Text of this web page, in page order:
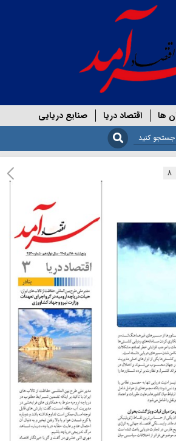
ها اقتصاد دریا صنایع دریایی
۸